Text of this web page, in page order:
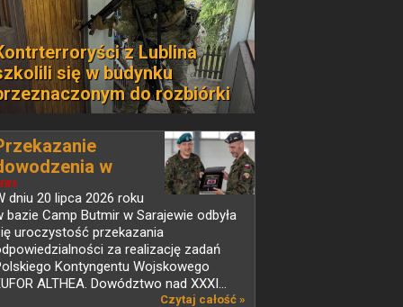
z Lublina
się w budynku
do rozbiórki
w
dniu 20 lipca 2026 roku
bazie Camp Butmir w Sarajewie odbyła
uroczystość przekazania
za realizację zadań
Kontyngentu Wojskowego
ALTHEA. Dowództwo nad XXXI...
Czytaj całość »